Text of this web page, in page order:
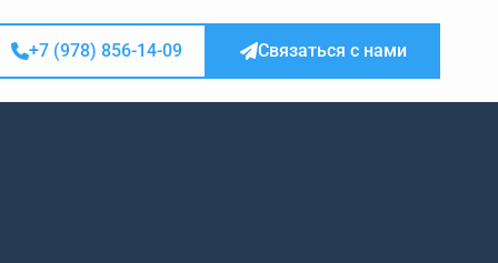
+7 (978) 856-14-09 Связаться с нами